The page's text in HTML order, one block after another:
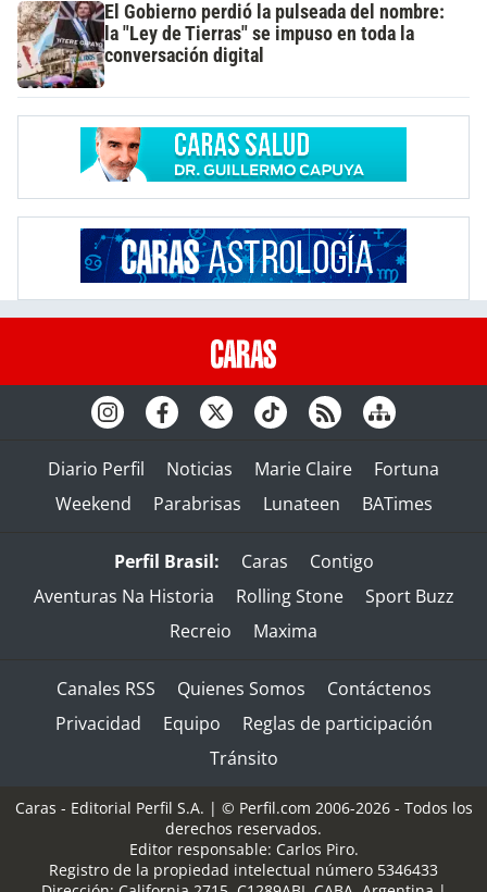
El Gobierno perdió la pulseada del nombre:
la "Ley de Tierras" se impuso en toda la
conversación digital
Diario Perfil Noticias Marie Claire
Fortuna
Weekend
Parabrisas Lunateen BATimes
Perfil Brasil: Caras
Contigo
Aventuras Na Historia
Rolling Stone
Sport Buzz
Recreio
Maxima
Canales RSS Quienes Somos
Contáctenos
Privacidad
Equipo
Reglas de participación
Tránsito
Caras - Editorial Perfil S.A. | © Perfil.com 2006-2026 - Todos los
derechos reservados.
Editor responsable: Carlos Piro.
Registro de la propiedad intelectual número 5346433